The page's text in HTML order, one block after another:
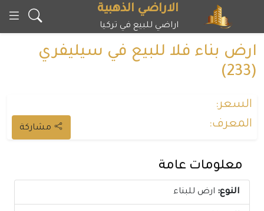
المحتوى
الاراضي الذهبية
اراضي للبيع في تركيا
ارض بناء فلا للبيع في سيليفري
(233)
السعر:
المعرف:
معلومات عامة
النوع: ارض للبناء